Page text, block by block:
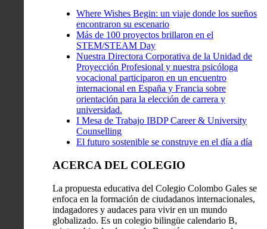
Where Wishes Begin: un viaje donde los sueños
encontraron su escenario
Más de 100 proyectos brillaron en el
STEM/STEAM Day
Nuestra Directora Corporativa de la Unidad de
Proyección Profesional y nuestra psicóloga
vocacional participaron en un encuentro
internacional en España y Francia sobre
orientación para la elección de carrera y
universidad.
I Mesa de Trabajo IBDP Career & University
Counselling
El futuro sostenible se construye en el día a día
ACERCA DEL COLEGIO
La propuesta educativa del Colegio Colombo Gales se
enfoca en la formación de ciudadanos internacionales,
indagadores y audaces para vivir en un mundo
globalizado. Es un colegio bilingüe calendario B,